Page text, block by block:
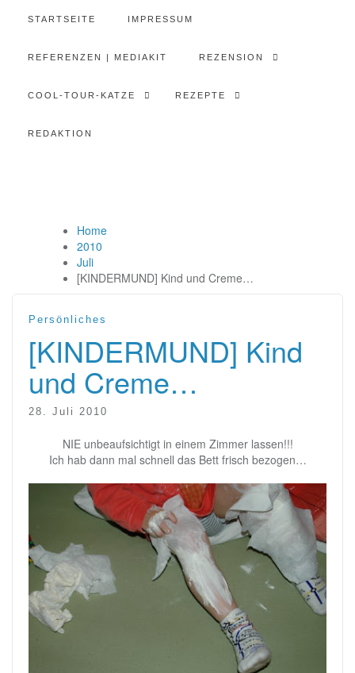
STARTSEITE IMPRESSUM
REFERENZEN | MEDIAKIT REZENSION
COOL-TOUR-KATZE REZEPTE
REDAKTION
Home
2010
Juli
[KINDERMUND] Kind und Creme…
Persönliches
[KINDERMUND] Kind
und Creme…
28. Juli 2010
NIE unbeaufsichtigt in einem Zimmer lassen!!!
Ich hab dann mal schnell das Bett frisch bezogen…